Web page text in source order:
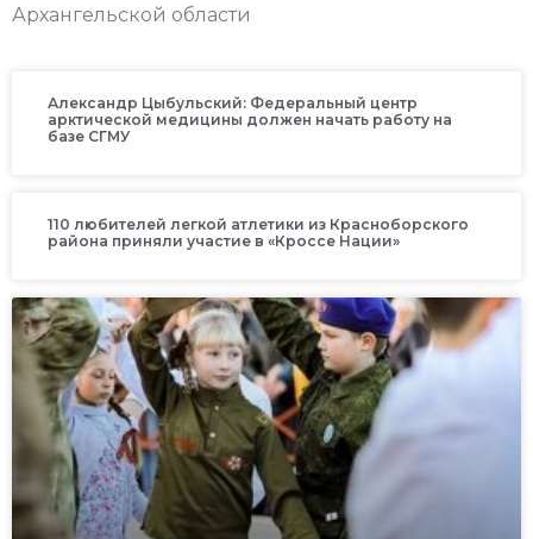
Архангельской области
Александр Цыбульский: Федеральный центр
арктической медицины должен начать работу на
базе СГМУ
110 любителей легкой атлетики из Красноборского
района приняли участие в «Кроссе Нации»